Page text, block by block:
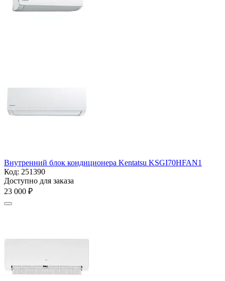
Внутренний блок кондиционера Kentatsu KSGI70HFAN1
Код: 251390
Доступно для заказа
23 000 ₽